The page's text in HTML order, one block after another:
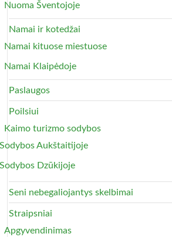
Nuoma Šventojoje
Namai ir kotedžai
Namai kituose miestuose
Namai Klaipėdoje
Paslaugos
Poilsiui
Kaimo turizmo sodybos
Sodybos Aukštaitijoje
Sodybos Dzūkijoje
Seni nebegaliojantys skelbimai
Straipsniai
Apgyvendinimas